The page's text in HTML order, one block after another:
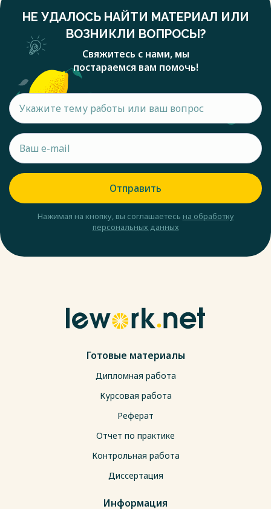
НЕ УДАЛОСЬ НАЙТИ МАТЕРИАЛ ИЛИ
ВОЗНИКЛИ ВОПРОСЫ?
Свяжитесь с нами, мы
постараемся вам помочь!
Отправить
Нажимая на кнопку, вы соглашаетесь на обработку
персональных данных
Готовые материалы
Дипломная работа
Курсовая работа
Реферат
Отчет по практике
Контрольная работа
Диссертация
Информация